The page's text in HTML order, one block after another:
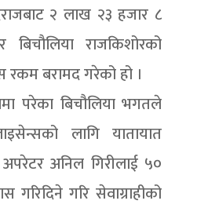
२ लाख २३ हजार ८
राजकिशोरको
बरामद गरेको हो ।
परेका बिचौलिया भगतले
लागि यातायात
अनिल गिरीलाई ५०
गरि सेवाग्राहीको